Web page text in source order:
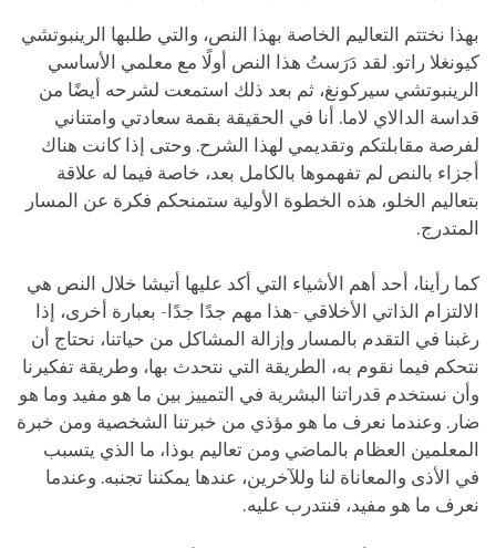
بهذا نختتم التعاليم الخاصة بهذا النص، والتي طلبها الرينبوتشي
كيونغلا راتو. لقد دَرَستُ هذا النص أولًا مع معلمي الأساسي
الرينبوتشي سيركونغ، ثم بعد ذلك استمعت لشرحه أيضًا من
قداسة الدالاي لاما. أنا في الحقيقة بقمة سعادتي وامتناني
لفرصة مقابلتكم وتقديمي لهذا الشرح. وحتى إذا كانت هناك
أجزاء بالنص لم تفهموها بالكامل بعد، خاصة فيما له علاقة
بتعاليم الخلو، هذه الخطوة الأولية ستمنحكم فكرة عن المسار
المتدرج.
كما رأينا، أحد أهم الأشياء التي أكد عليها أتيشا خلال النص هي
الالتزام الذاتي الأخلاقي -هذا مهم جدًا جدًا- بعبارة أخرى، إذا
رغبنا في التقدم بالمسار وإزالة المشاكل من حياتنا، نحتاج أن
نتحكم فيما نقوم به، الطريقة التي نتحدث بها، وطريقة تفكيرنا
وأن نستخدم قدراتنا البشرية في التمييز بين ما هو مفيد وما هو
ضار. وعندما نعرف ما هو مؤذي من خبرتنا الشخصية ومن خبرة
المعلمين العظام بالماضي ومن تعاليم بوذا، ما الذي يتسبب
في الأذى والمعاناة لنا وللآخرين، عندها يمكننا تجنبه. وعندما
نعرف ما هو مفيد، فنتدرب عليه.